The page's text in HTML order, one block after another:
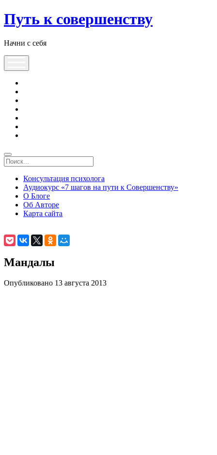
Путь к совершенству
Начни с себя
Консультация психолога
Аудиокурс «7 шагов на пути к Совершенству»
О Блоге
Об Авторе
Карта сайта
Мандалы
Опубликовано 13 августа 2013